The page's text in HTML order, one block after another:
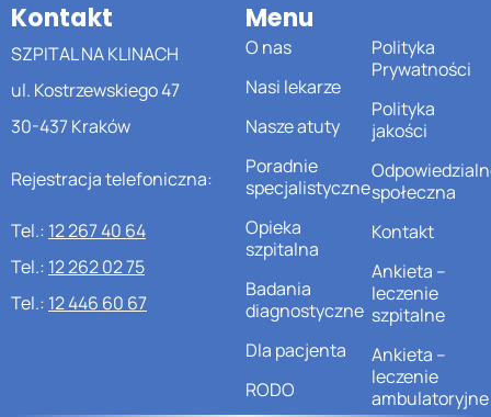
Kontakt
SZPITAL NA KLINACH
ul. Kostrzewskiego 47
30-437 Kraków
Rejestracja telefoniczna:
Tel.: 12 267 40 64
Tel.: 12 262 02 75
Tel.: 12 446 60 67
Menu
O nas
Nasi lekarze
Nasze atuty
Poradnie
specjalistyczne
Opieka
szpitalna
Badania
diagnostyczne
Dla pacjenta
RODO
Polityka
Prywatności
Polityka
jakości
społeczna
Kontakt
Ankieta –
leczenie
szpitalne
Ankieta –
leczenie
ambulatoryjne